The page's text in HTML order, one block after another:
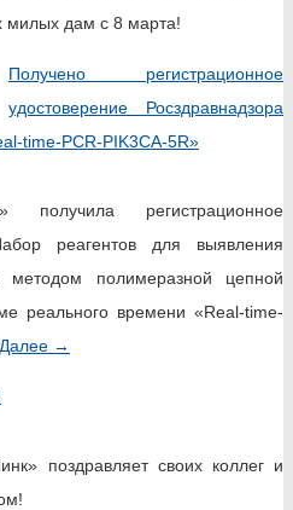
милых дам с 8 марта!
Получено регистрационное
удостоверение Росздравнадзора
time-PCR-PIK3CA-5R»
получила регистрационное
реагентов для выявления
методом полимеразной цепной
реального времени «Real-time-
Далее →
поздравляет своих коллег и